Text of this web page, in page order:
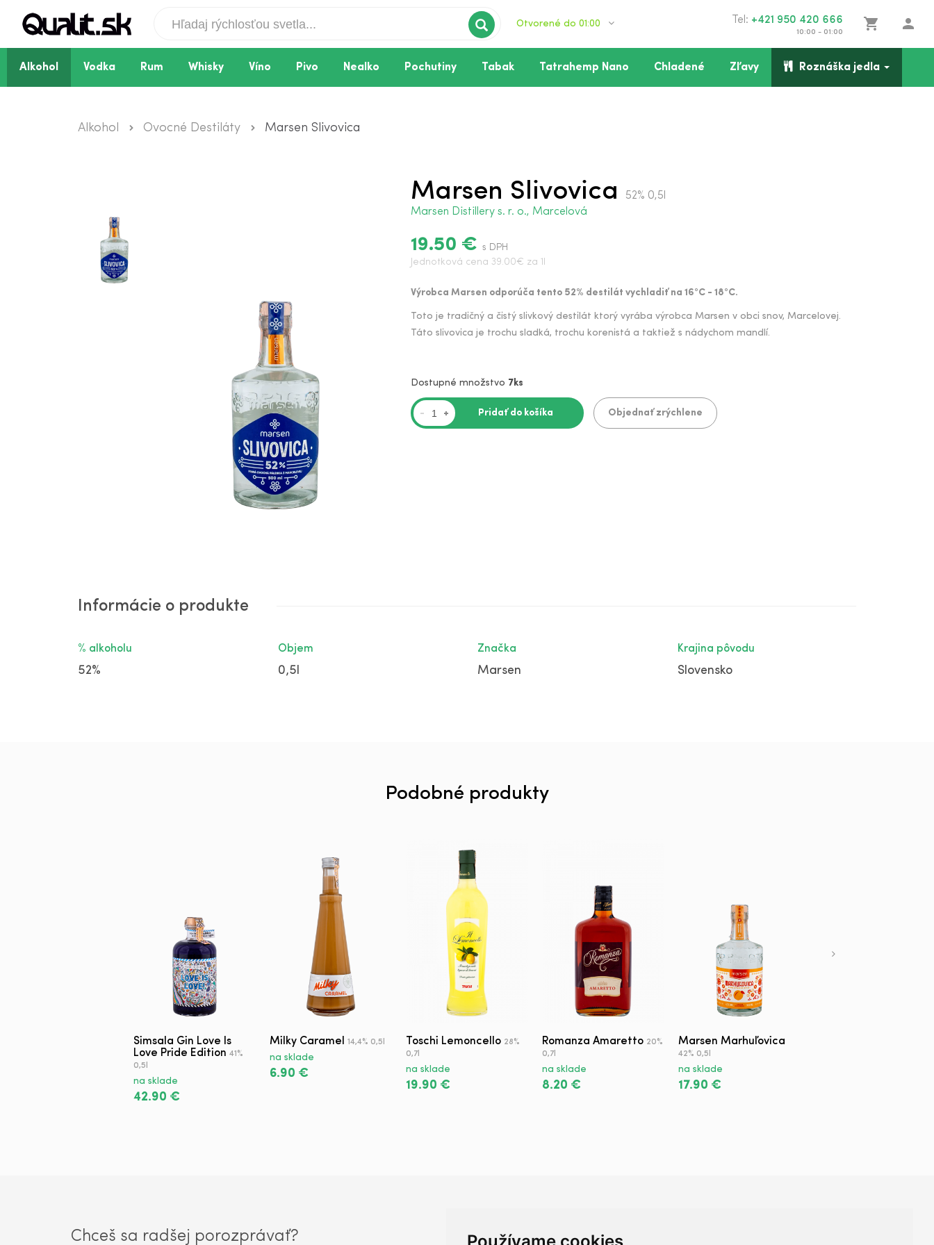
Otvorené do 01:00 Tel: +421 950 420 666
10:00 - 01:00
shopping_cart person
Alkohol Vodka Rum Whisky Víno Pivo Nealko Pochutiny Tabak Tatrahemp Nano Chladené Zľavy Roznáška jedla
Alkohol Ovocné Destiláty Marsen Slivovica
Marsen Slivovica
52% 0,5l
Marsen Distillery s. r. o., Marcelová
19.50 €s DPH
Jednotková cena 39.00€ za 1l
Výrobca Marsen odporúča tento 52% destilát vychladiť na 16°C - 18°C.
Toto je tradičný a čistý slivkový destilát ktorý vyrába výrobca Marsen v obci snov, Marcelovej.
Táto slivovica je trochu sladká, trochu korenistá a taktiež s nádychom mandlí.
Dostupné množstvo 7ks
- + Pridať do košíka Objednať zrýchlene
Informácie o produkte
% alkoholu
52%
Objem
0,5l
Značka
Marsen
Krajina pôvodu
Slovensko
Podobné produkty
Simsala Gin Love Is
Love Pride Edition 41%
0,5l
na sklade
42.90 €
Milky Caramel 14,4% 0,5l
na sklade
6.90 €
Toschi Lemoncello 28%
0,7l
na sklade
19.90 €
Romanza Amaretto 20%
0,7l
na sklade
8.20 €
Marsen Marhuľovica
42% 0,5l
na sklade
17.90 €
Chceš sa radšej porozprávať?